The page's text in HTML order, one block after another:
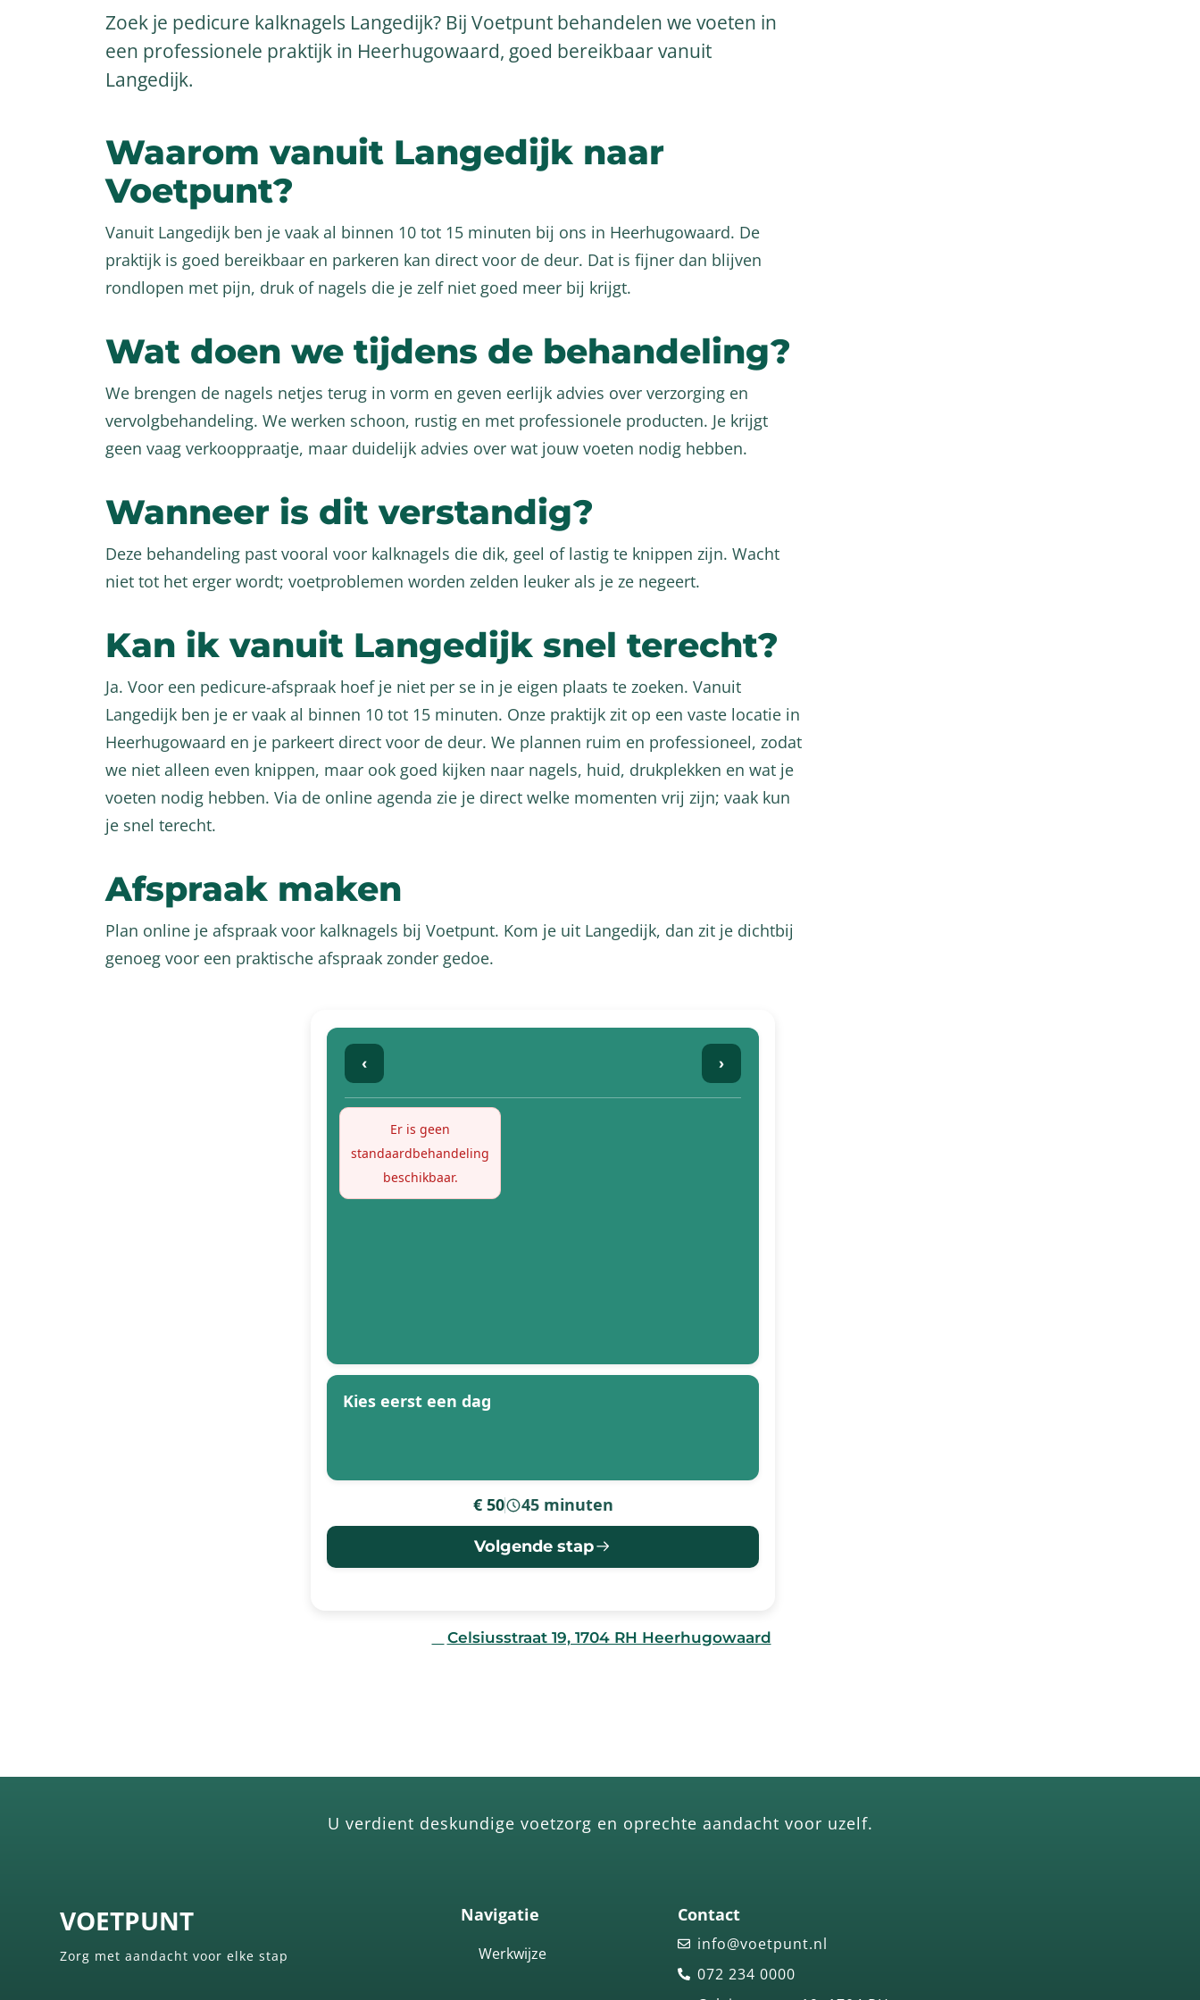
Zoek je pedicure kalknagels Langedijk? Bij Voetpunt behandelen we voeten in
een professionele praktijk in Heerhugowaard, goed bereikbaar vanuit
Langedijk.
Waarom vanuit Langedijk naar
Voetpunt?
Vanuit Langedijk ben je vaak al binnen 10 tot 15 minuten bij ons in Heerhugowaard. De
praktijk is goed bereikbaar en parkeren kan direct voor de deur. Dat is fijner dan blijven
rondlopen met pijn, druk of nagels die je zelf niet goed meer bij krijgt.
Wat doen we tijdens de behandeling?
We brengen de nagels netjes terug in vorm en geven eerlijk advies over verzorging en
vervolgbehandeling. We werken schoon, rustig en met professionele producten. Je krijgt
geen vaag verkooppraatje, maar duidelijk advies over wat jouw voeten nodig hebben.
Wanneer is dit verstandig?
Deze behandeling past vooral voor kalknagels die dik, geel of lastig te knippen zijn. Wacht
niet tot het erger wordt; voetproblemen worden zelden leuker als je ze negeert.
Kan ik vanuit Langedijk snel terecht?
Ja. Voor een pedicure-afspraak hoef je niet per se in je eigen plaats te zoeken. Vanuit
Langedijk ben je er vaak al binnen 10 tot 15 minuten. Onze praktijk zit op een vaste locatie in
Heerhugowaard en je parkeert direct voor de deur. We plannen ruim en professioneel, zodat
we niet alleen even knippen, maar ook goed kijken naar nagels, huid, drukplekken en wat je
voeten nodig hebben. Via de online agenda zie je direct welke momenten vrij zijn; vaak kun
je snel terecht.
Afspraak maken
Plan online je afspraak voor kalknagels bij Voetpunt. Kom je uit Langedijk, dan zit je dichtbij
genoeg voor een praktische afspraak zonder gedoe.
‹ ›
Er is geen
standaardbehandeling
beschikbaar.
Kies eerst een dag
€ 50- 45 minuten
Volgende stap
Celsiusstraat 19, 1704 RH Heerhugowaard
U verdient deskundige voetzorg en oprechte aandacht voor uzelf.
VOETPUNT
Zorg met aandacht voor elke stap
Navigatie
Werkwijze
Contact
info@voetpunt.nl
072 234 0000